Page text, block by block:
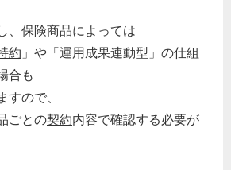
商品によっては
約 」や「運用成果連動型」の仕組
合も
で、
の契約内容で確認する必要が